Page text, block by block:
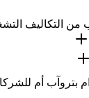
التكاليف
بتروآب أم